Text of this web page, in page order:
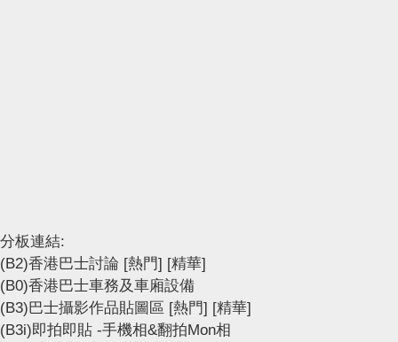
分板連結:
(B2)香港巴士討論 [熱門] [精華]
(B0)香港巴士車務及車廂設備
(B3)巴士攝影作品貼圖區 [熱門] [精華]
(B3i)即拍即貼 -手機相&翻拍Mon相